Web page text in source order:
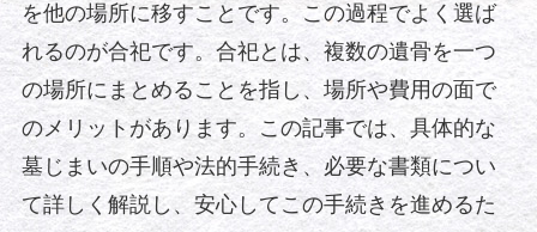
を他の場所に移すことです。この過程でよく選ば
れるのが合祀です。合祀とは、複数の遺骨を一つ
の場所にまとめることを指し、場所や費用の面で
のメリットがあります。この記事では、具体的な
墓じまいの手順や法的手続き、必要な書類につい
て詳しく解説し、安心してこの手続きを進めるた